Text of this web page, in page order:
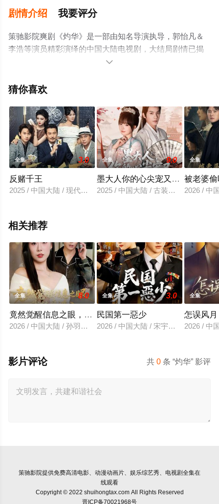
剧情介绍 我要评分
策驰影院爽剧《灼华》是一部由知名导演执导，郭怡凡＆
李浩等演员精彩演绎的中国大陆电视剧，大结局剧情已揭
晓（全67集），手机免费观看高清未删减完整版电视剧全
电视猫或剧情网等平台了解。

猜你喜欢
全集 3.0
反赌千王
2025 / 中国大陆 / 现代都市
全集 9.0
墨大人你的心尖宠又搞事情
2025 / 中国大陆 / 古装仙侠
全集
被老婆
2026 / 中
相关推荐
全集 8.0
竟然觉醒信息之眼，我转身进入反派大营
2026 / 中国大陆 / 孙羽中＆廖澜
全集 3.0
民国第一惡少
2026 / 中国大陆 / 宋宇欣＆陈楚洹
全集
怎误风月
2026 / 中
共0 条 “灼华” 影评
影片评论
策驰影院提供免费高清电影、动漫动画片、娱乐综艺秀、电视剧全集在
线观看
Copyright © 2022 shuihongtax.com All Rights Reserved
晋ICP备70021968号